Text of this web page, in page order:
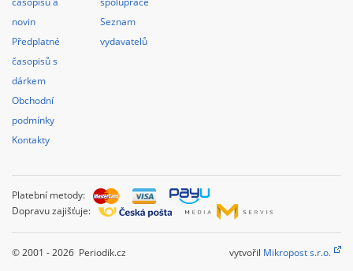
novin
Předplatné
časopisů s
dárkem
Obchodní
podmínky
Kontakty
Seznam
vydavatelů
Platební metody:
Dopravu zajišťuje:
© 2001 - 2026 Periodik.cz vytvořil Mikropost s.r.o.